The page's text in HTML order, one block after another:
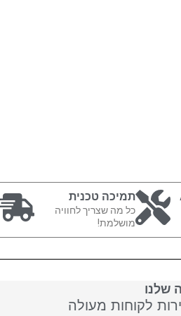
תמיכה טכנית
כל מה שצריך לחוויה
מושלמת!
שלנו
לקוחות מעולה